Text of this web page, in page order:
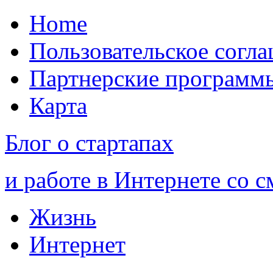
Home
Пользовательское
Партнерские
Карта
Блог о стартапах
и работе в Интернете со
Жизнь
Интернет